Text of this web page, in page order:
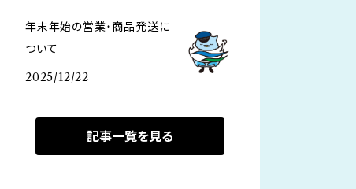
年末年始の営業・商品発送に
ついて
2025/12/22
記事一覧を見る